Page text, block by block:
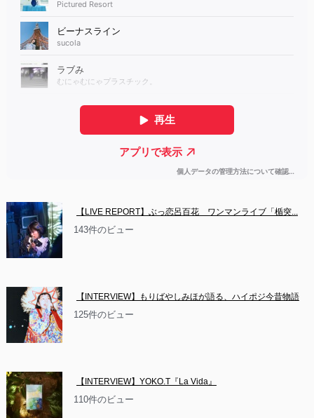
【LIVE REPORT】ぶっ恋呂百花　ワンマンライブ「楯突...
143件のビュー
【INTERVIEW】もりばやしみほが語る、ハイポジ今昔物語
125件のビュー
【INTERVIEW】YOKO.T『La Vida』
110件のビュー